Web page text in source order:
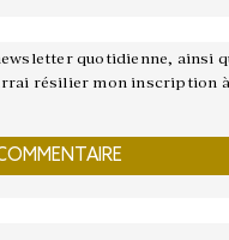
quotidienne, ainsi
résilier mon inscription